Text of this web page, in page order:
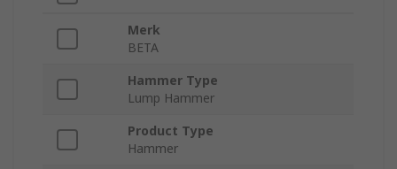
Merk
BETA
Hammer Type
Lump Hammer
Product Type
Hammer